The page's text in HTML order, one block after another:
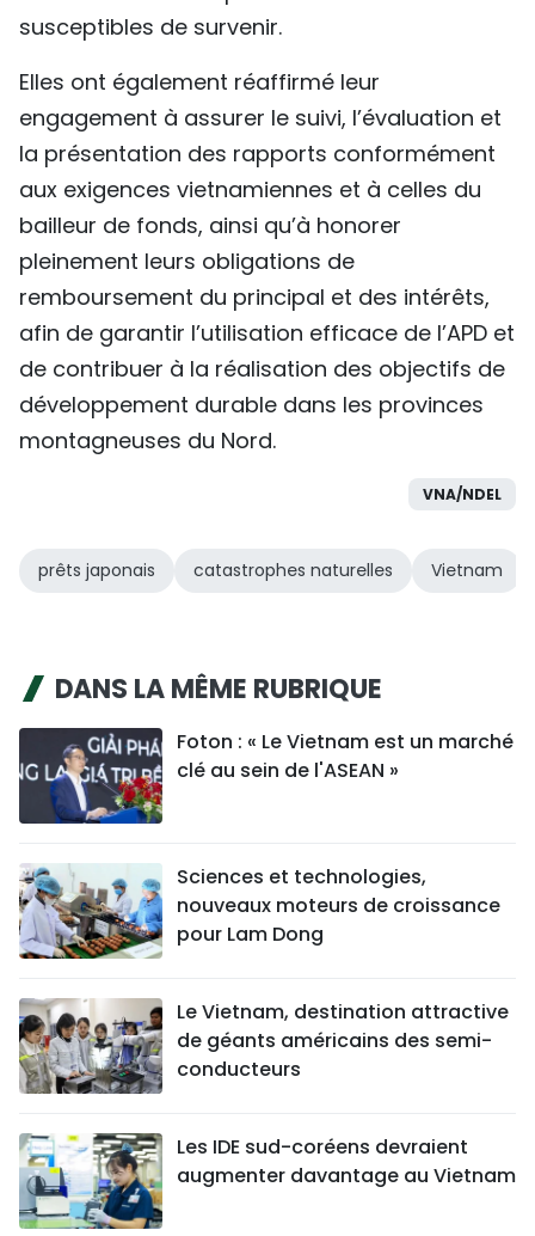
susceptibles de survenir.
Elles ont également réaffirmé leur
engagement à assurer le suivi, l’évaluation et
la présentation des rapports conformément
aux exigences vietnamiennes et à celles du
bailleur de fonds, ainsi qu’à honorer
pleinement leurs obligations de
remboursement du principal et des intérêts,
afin de garantir l’utilisation efficace de l’APD et
de contribuer à la réalisation des objectifs de
développement durable dans les provinces
montagneuses du Nord.
VNA/NDEL
prêts japonais catastrophes naturelles Vietnam
DANS LA MÊME RUBRIQUE
Foton : « Le Vietnam est un marché
clé au sein de l'ASEAN »
Sciences et technologies,
nouveaux moteurs de croissance
pour Lam Dong
Le Vietnam, destination attractive
de géants américains des semi-
conducteurs
Les IDE sud-coréens devraient
augmenter davantage au Vietnam